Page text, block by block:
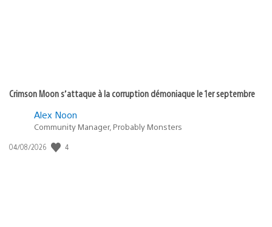
Crimson Moon s’attaque à la corruption démoniaque le 1er septembre
Alex Noon
Community Manager, Probably Monsters
Date
04/08/2026 4